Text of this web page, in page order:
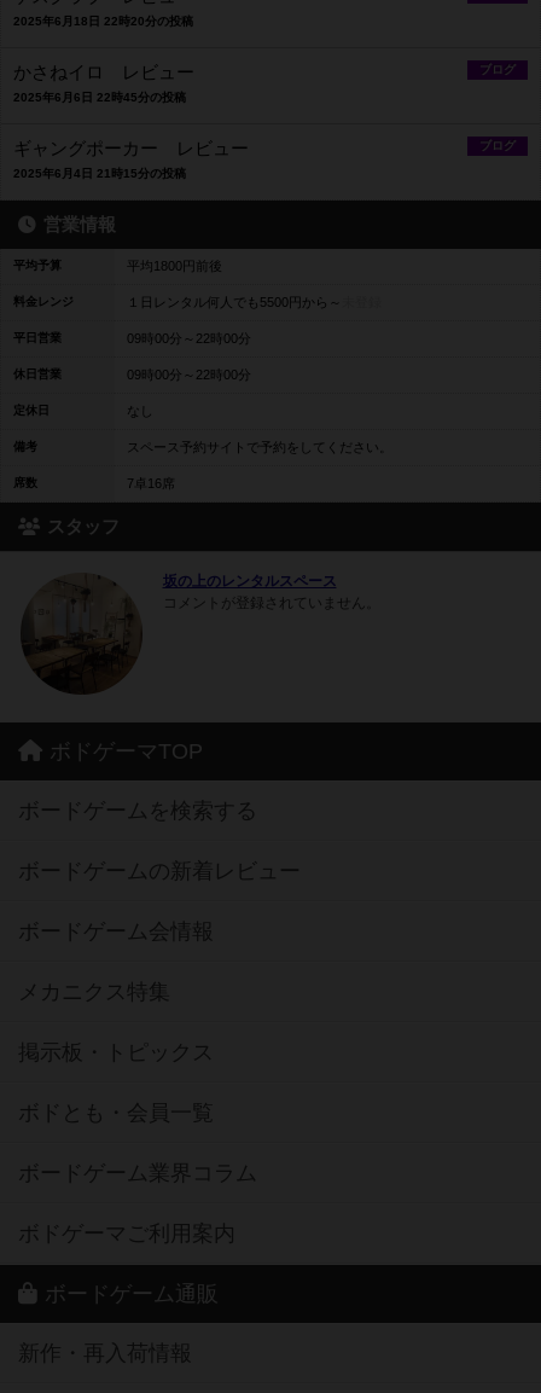
2025年6月18日 22時20分の投稿
ブログ
かさねイロ レビュー
2025年6月6日 22時45分の投稿
ブログ
ギャングポーカー レビュー
2025年6月4日 21時15分の投稿
営業情報
平均予算 平均1800円前後
料金レンジ １日レンタル何人でも5500円から～
平日営業 09時00分～22時00分
休日営業 09時00分～22時00分
定休日 なし
備考 スペース予約サイトで予約をしてください。
席数 7卓16席
スタッフ
坂の上のレンタルスペース
コメントが登録されていません。
ボドゲーマTOP
ボードゲームを検索する
ボードゲームの新着レビュー
ボードゲーム会情報
メカニクス特集
掲示板・トピックス
ボドとも・会員一覧
ボードゲーム業界コラム
ボドゲーマご利用案内
ボードゲーム通販
新作・再入荷情報